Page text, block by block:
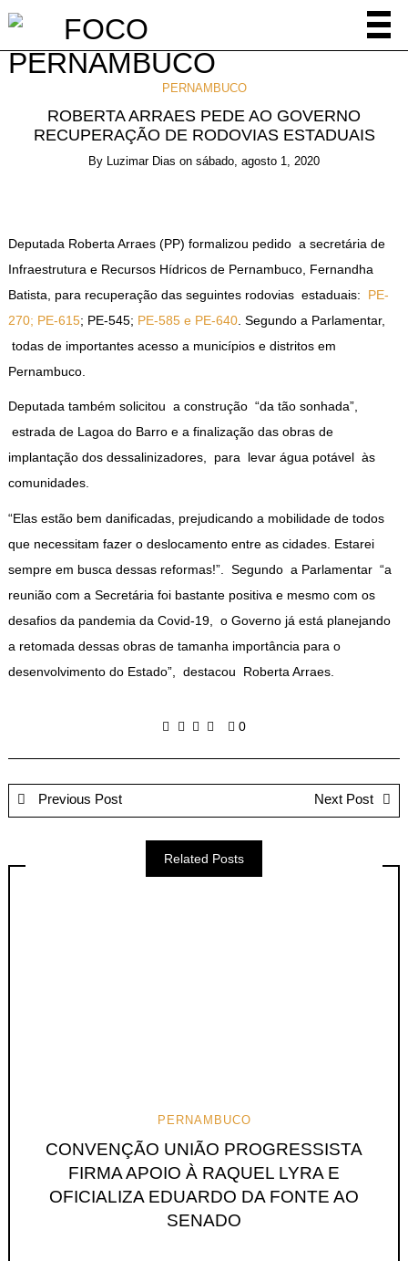
PERNAMBUCO
ROBERTA ARRAES PEDE AO GOVERNO
RECUPERAÇÃO DE RODOVIAS ESTADUAIS
By Luzimar Dias on sábado, agosto 1, 2020
Deputada Roberta Arraes (PP) formalizou pedido a secretária de
Infraestrutura e Recursos Hídricos de Pernambuco, Fernandha
Batista, para recuperação das seguintes rodovias estaduais: PE-
270; PE-615; PE-545; PE-585 e PE-640. Segundo a Parlamentar,
todas de importantes acesso a municípios e distritos em
Pernambuco.
Deputada também solicitou a construção “da tão sonhada”,
estrada de Lagoa do Barro e a finalização das obras de
implantação dos dessalinizadores, para levar água potável às
comunidades.
“Elas estão bem danificadas, prejudicando a mobilidade de todos
que necessitam fazer o deslocamento entre as cidades. Estarei
sempre em busca dessas reformas!”. Segundo a Parlamentar “a
reunião com a Secretária foi bastante positiva e mesmo com os
desafios da pandemia da Covid-19, o Governo já está planejando
a retomada dessas obras de tamanha importância para o
desenvolvimento do Estado”, destacou Roberta Arraes.
0
Previous Post Next Post
Related Posts
PERNAMBUCO
CONVENÇÃO UNIÃO PROGRESSISTA
FIRMA APOIO À RAQUEL LYRA E
OFICIALIZA EDUARDO DA FONTE AO
SENADO